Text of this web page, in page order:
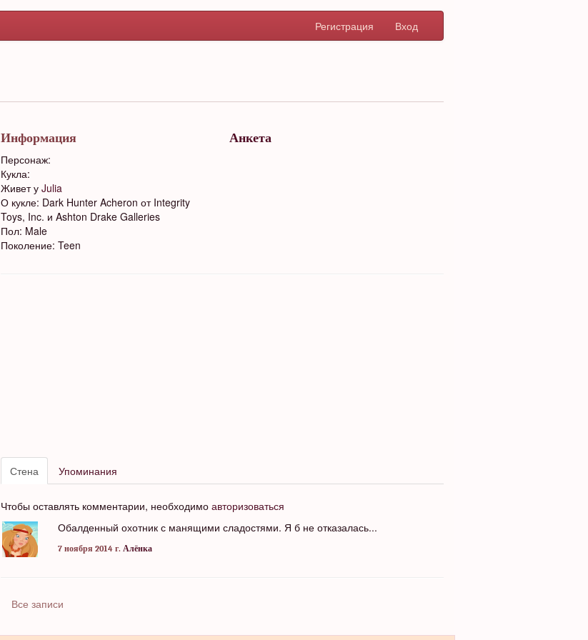
Регистрация Вход
Информация
Персонаж:
Кукла:
Живет у Julia
О кукле: Dark Hunter Acheron от Integrity
Toys, Inc. и Ashton Drake Galleries
Пол: Male
Поколение: Teen
Анкета
Стена Упоминания
Чтобы оставлять комментарии, необходимо авторизоваться
Обалденный охотник с манящими сладостями. Я б не отказалась...
7 ноября 2014 г. Алёнка
Все записи